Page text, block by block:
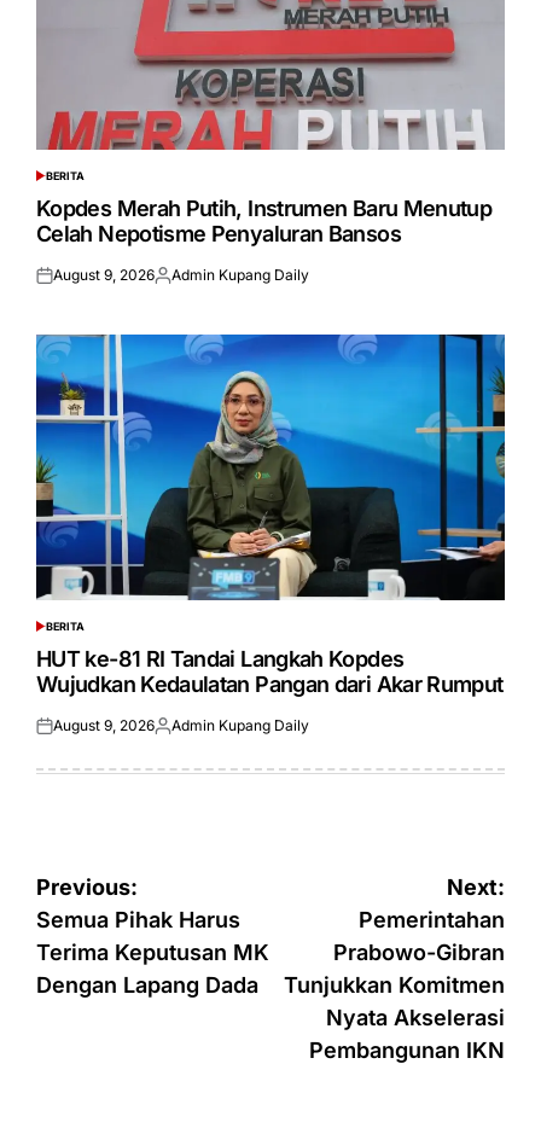
POSTED
IN
BERITA
Kopdes Merah Putih, Instrumen Baru Menutup
Celah Nepotisme Penyaluran Bansos
Posted
August 9, 2026Posted
Admin Kupang Daily
POSTED
IN
BERITA
HUT ke-81 RI Tandai Langkah Kopdes
Wujudkan Kedaulatan Pangan dari Akar Rumput
Posted
August 9, 2026Posted
Admin Kupang Daily
Post
navigation
Previous:
Semua Pihak Harus
Terima Keputusan MK
Dengan Lapang Dada
Next:
Pemerintahan
Prabowo-Gibran
Tunjukkan Komitmen
Nyata Akselerasi
Pembangunan IKN